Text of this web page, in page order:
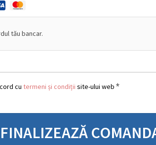
tău bancar.
cu termeni și condiții site-ului web *
FINALIZEAZĂ